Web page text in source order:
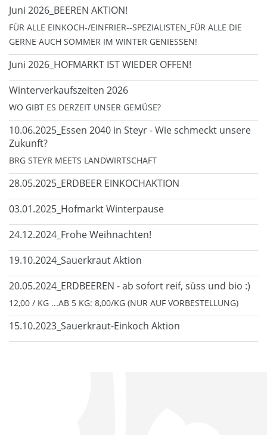
Juni 2026_BEEREN AKTION!
FÜR ALLE EINKOCH-/EINFRIER--SPEZIALISTEN_FÜR ALLE DIE
GERNE AUCH SOMMER IM WINTER GENIESSEN!
Juni 2026_HOFMARKT IST WIEDER OFFEN!
Winterverkaufszeiten 2026
WO GIBT ES DERZEIT UNSER GEMÜSE?
10.06.2025_Essen 2040 in Steyr - Wie schmeckt unsere
Zukunft?
BRG STEYR MEETS LANDWIRTSCHAFT
28.05.2025_ERDBEER EINKOCHAKTION
03.01.2025_Hofmarkt Winterpause
24.12.2024_Frohe Weihnachten!
19.10.2024_Sauerkraut Aktion
20.05.2024_ERDBEEREN - ab sofort reif, süss und bio :)
12,00 / KG ...AB 5 KG: 8,00/KG (NUR AUF VORBESTELLUNG)
15.10.2023_Sauerkraut-Einkoch Aktion